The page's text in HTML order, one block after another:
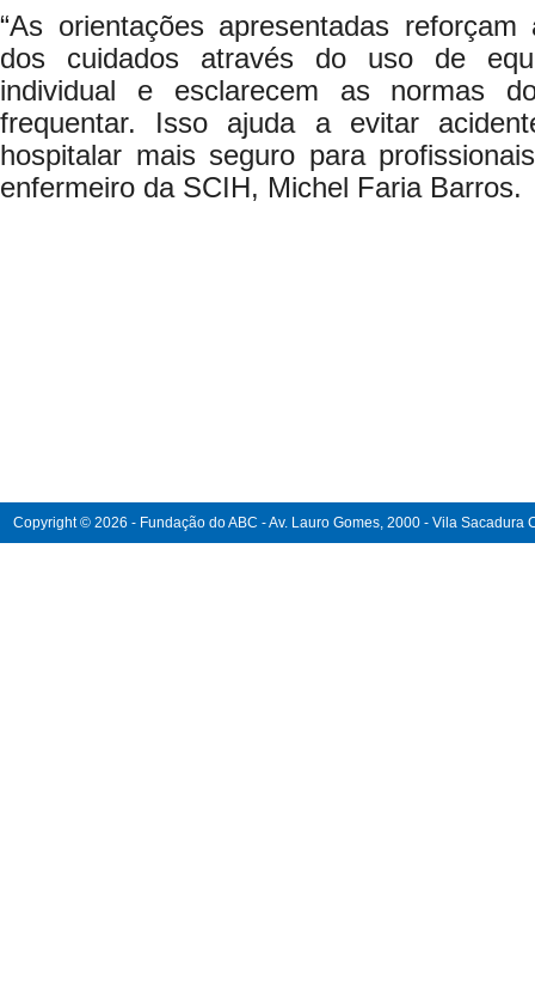
“As orientações apresentadas
dos cuidados através do uso de
individual e esclarecem as normas
frequentar. Isso ajuda a evitar
hospitalar mais seguro para
enfermeiro da SCIH, Michel Faria Barros.
Copyright © 2026 - Fundação do ABC - Av. Lauro Gomes, 2000 - Vila